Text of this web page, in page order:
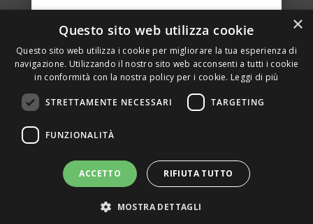
DELLA TORRE, 15 – 20127 – MILANO – P. IVA
SITO REALIZZATO DA GRAFICAEFOTO WEB AGENCY –
PARTNER SINTEL
×
Questo sito web utilizza cookie
Questo sito web utilizza i cookie per migliorare la tua esperienza di
navigazione. Utilizzando il nostro sito web acconsenti a tutti i cookie
in conformità con la nostra policy per i cookie. Leggi di più
STRETTAMENTE NECESSARI TARGETING
FUNZIONALITÀ
ACCETTO RIFIUTA TUTTO
MOSTRA DETTAGLI